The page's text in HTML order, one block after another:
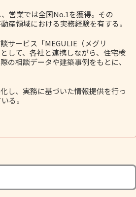
営業では全国No.1を獲得。その
産領域における実務経験を有する。
サービス「MEGULIE（メグリ
して、各社と連携しながら、住宅検
の相談データや建築事例をもとに、
し、実務に基づいた情報提供を行っ
る。